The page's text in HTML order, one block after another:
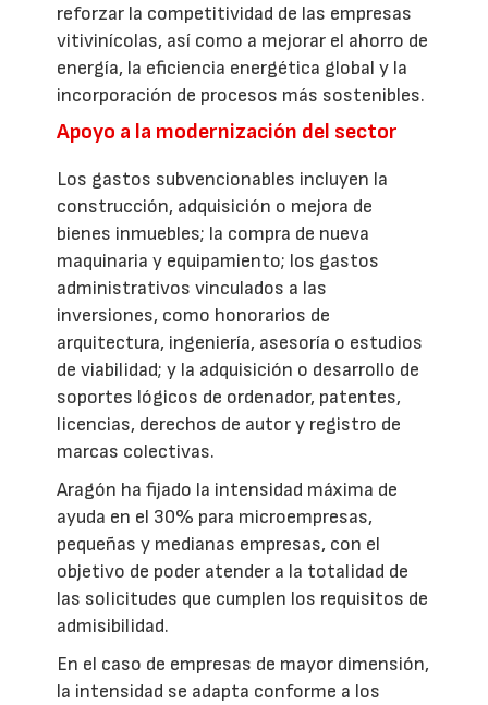
reforzar la competitividad de las empresas
vitivinícolas, así como a mejorar el ahorro de
energía, la eficiencia energética global y la
incorporación de procesos más sostenibles.
Apoyo a la modernización del sector
Los gastos subvencionables incluyen la
construcción, adquisición o mejora de
bienes inmuebles; la compra de nueva
maquinaria y equipamiento; los gastos
administrativos vinculados a las
inversiones, como honorarios de
arquitectura, ingeniería, asesoría o estudios
de viabilidad; y la adquisición o desarrollo de
soportes lógicos de ordenador, patentes,
licencias, derechos de autor y registro de
marcas colectivas.
Aragón ha fijado la intensidad máxima de
ayuda en el 30% para microempresas,
pequeñas y medianas empresas, con el
objetivo de poder atender a la totalidad de
las solicitudes que cumplen los requisitos de
admisibilidad.
En el caso de empresas de mayor dimensión,
la intensidad se adapta conforme a los